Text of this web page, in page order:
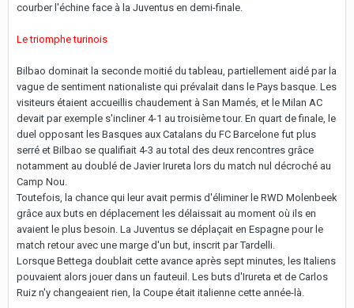
courber l'échine face à la Juventus en demi-finale.
Le triomphe turinois
Bilbao dominait la seconde moitié du tableau, partiellement aidé par la
vague de sentiment nationaliste qui prévalait dans le Pays basque. Les
visiteurs étaient accueillis chaudement à San Mamés, et le Milan AC
devait par exemple s'incliner 4-1 au troisième tour. En quart de finale, le
duel opposant les Basques aux Catalans du FC Barcelone fut plus
serré et Bilbao se qualifiait 4-3 au total des deux rencontres grâce
notamment au doublé de Javier Irureta lors du match nul décroché au
Camp Nou.
Toutefois, la chance qui leur avait permis d'éliminer le RWD Molenbeek
grâce aux buts en déplacement les délaissait au moment où ils en
avaient le plus besoin. La Juventus se déplaçait en Espagne pour le
match retour avec une marge d'un but, inscrit par Tardelli.
Lorsque Bettega doublait cette avance après sept minutes, les Italiens
pouvaient alors jouer dans un fauteuil. Les buts d'Irureta et de Carlos
Ruiz n'y changeaient rien, la Coupe était italienne cette année-là.